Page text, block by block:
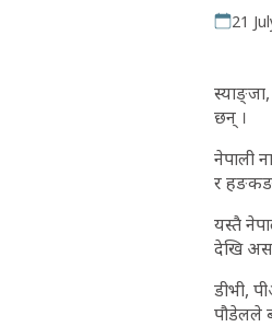
21
छन् ।
नेपाली
र हङकङ
यस्तै
देखि
डीभी,
पौडेलले